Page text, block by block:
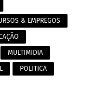
& EMPREGOS
MULTIMIDIA
POLITICA